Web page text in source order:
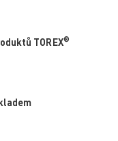
TOREX®